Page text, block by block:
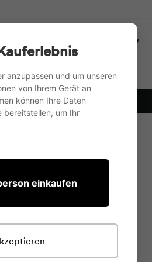
anzupassen und um unseren
von Ihrem Gerät an
können Ihre Daten
bereitstellen, um Ihr
einkaufen
Meuble TV